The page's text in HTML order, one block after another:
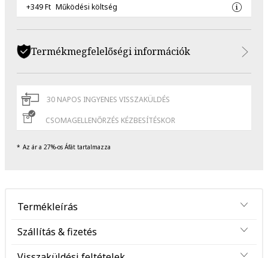
+349 Ft Működési költség
Termékmegfelelőségi információk
30 NAPOS INGYENES VISSZAKÜLDÉS
CSOMAGELLENŐRZÉS KÉZBESÍTÉSKOR
Az ár a 27%-os Áfát tartalmazza
Termékleírás
Szállítás & fizetés